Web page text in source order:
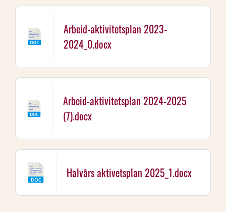
Arbeid-aktivitetsplan 2023-
2024_0.docx
Arbeid-aktivitetsplan 2024-2025
(7).docx
Halvårs aktivetsplan 2025_1.docx